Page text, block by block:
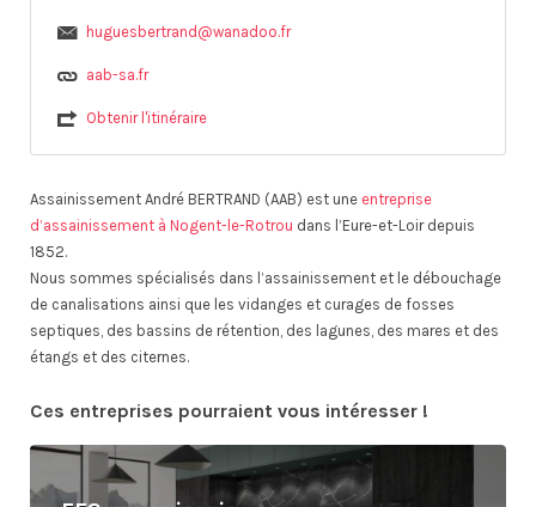
huguesbertrand@wanadoo.fr
aab-sa.fr
Obtenir l'itinéraire
Assainissement André BERTRAND (AAB) est une entreprise
d’assainissement à Nogent-le-Rotrou dans l’Eure-et-Loir depuis
1852.
Nous sommes spécialisés dans l’assainissement et le débouchage
de canalisations ainsi que les vidanges et curages de fosses
septiques, des bassins de rétention, des lagunes, des mares et des
étangs et des citernes.
Ces entreprises pourraient vous intéresser !